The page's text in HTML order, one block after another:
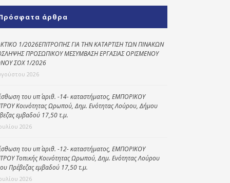
Κοινωνικό
παντοπωλείο
Kοινωνικό
φαρμακείο
Πρόγραμμα
Κέντρο Ημερήσιας
Φροντίδας
Ηλικιωμένων
(Κ.Η.Φ.Η.) Πρέβεζας
άρθρα
1/2026ΕΠΙΤΡΟΠΗΣ ΓΙΑ ΤΗΝ ΚΑΤΑΡΤΙΣΗ ΤΩΝ ΠΙΝΑΚΩΝ
ΠΡΟΣΩΠΙΚΟΥ ΜΕΣΥΜΒΑΣΗ ΕΡΓΑΣΙΑΣ ΟΡΙΣΜΕΝΟΥ
ΣΟΧ 1/2026
2026
του υπ΄ αριθ. -14- καταστήματος, ΕΜΠΟΡΙΚΟΥ
Κοινότητας Ωρωπού, Δημ. Ενότητας Λούρου, Δήμου
εμβαδού 17,50 τ.μ.
2026
του υπ΄ αριθ. -12- καταστήματος, ΕΜΠΟΡΙΚΟΥ
Τοπικής Κοινότητας Ωρωπού, Δημ. Ενότητας Λούρου
Πρέβεζας εμβαδού 17,50 τ.μ.
2026